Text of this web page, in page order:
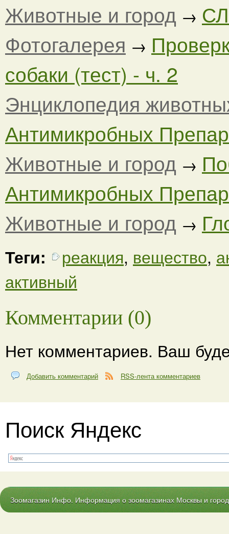
Животные и город →
Фотогалерея →
собаки (тест) - ч. 2
Энциклопедия
Антимикробных
Животные и город →
Антимикробных
Животные и город →
Теги: реакция, вещество,
активный
Комментарии (0)
Нет комментариев. Ваш
Добавить комментарий RSS-лента комментариев
Поиск Яндекс
Зоомагазин Инфо. Информация о зоомагазинах Москвы и